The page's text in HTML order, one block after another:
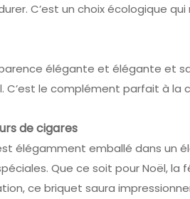
C’est un choix écologique
élégante et élégante et
le complément parfait à la
de cigares
élégamment emballé dans
Que ce soit pour Noël, la
ce briquet saura